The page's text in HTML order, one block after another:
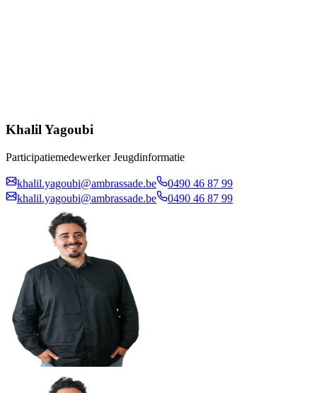
Khalil Yagoubi
Participatiemedewerker Jeugdinformatie
khalil.yagoubi@ambrassade.be
0490 46 87 99
khalil.yagoubi@ambrassade.be
0490 46 87 99